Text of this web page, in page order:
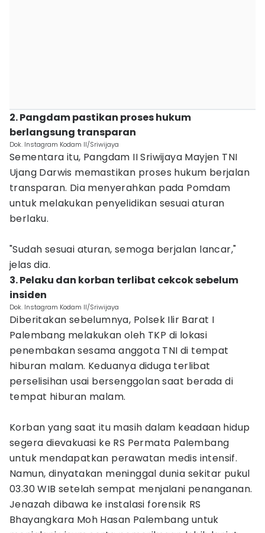
2. Pangdam pastikan proses hukum
berlangsung transparan
Dok. Instagram Kodam II/Sriwijaya
Sementara itu, Pangdam II Sriwijaya Mayjen TNI
Ujang Darwis memastikan proses hukum berjalan
transparan. Dia menyerahkan pada Pomdam
untuk melakukan penyelidikan sesuai aturan
berlaku.
"Sudah sesuai aturan, semoga berjalan lancar,"
jelas dia.
3. Pelaku dan korban terlibat cekcok sebelum
insiden
Dok. Instagram Kodam II/Sriwijaya
Diberitakan sebelumnya, Polsek Ilir Barat I
Palembang melakukan oleh TKP di lokasi
penembakan sesama anggota TNI di tempat
hiburan malam. Keduanya diduga terlibat
perselisihan usai bersenggolan saat berada di
tempat hiburan malam.
Korban yang saat itu masih dalam keadaan hidup
segera dievakuasi ke RS Permata Palembang
untuk mendapatkan perawatan medis intensif.
Namun, dinyatakan meninggal dunia sekitar pukul
03.30 WIB setelah sempat menjalani penanganan.
Jenazah dibawa ke instalasi forensik RS
Bhayangkara Moh Hasan Palembang untuk